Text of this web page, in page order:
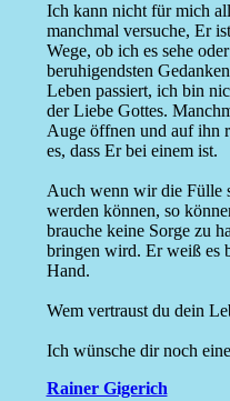
Ich kann nicht für mich
manchmal versuche, Er
Wege, ob ich es sehe
beruhigendsten
Leben passiert, ich bin
der Liebe Gottes.
Auge öffnen und auf ihn
es, dass Er bei einem ist.
Auch wenn wir die Fülle
werden können, so
brauche keine Sorge zu
bringen wird. Er weiß es
Hand.
Wem vertraust du dein
Ich wünsche dir noch
Rainer Gigerich